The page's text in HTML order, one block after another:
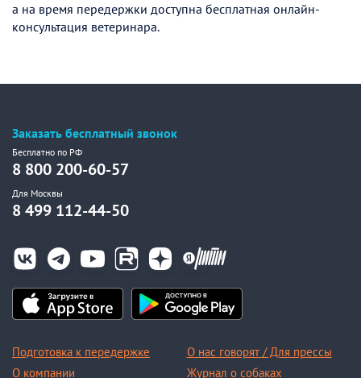
а на время передержки доступна бесплатная онлайн-
консультация ветеринара.
Заказать бесплатный звонок
Бесплатно по РФ
8 800 200-60-57
Для Москвы
8 499 112-44-50
Подготовка к передержке
О компании
О нас говорят / Для прессы
Журнал о собаках